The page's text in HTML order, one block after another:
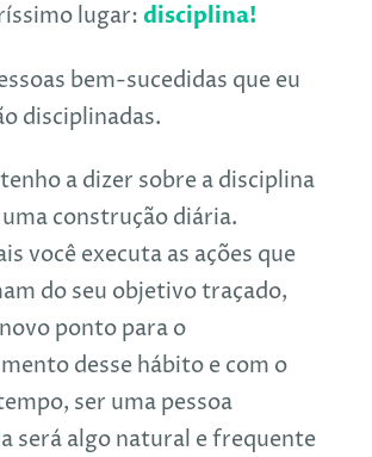
lugar: disciplina!
bem-sucedidas que eu
disciplinadas.
tenho a dizer sobre a disciplina
uma construção diária.
você executa as ações que
do seu objetivo traçado,
ponto para o
desse hábito e com o
ser uma pessoa
será algo natural e frequente